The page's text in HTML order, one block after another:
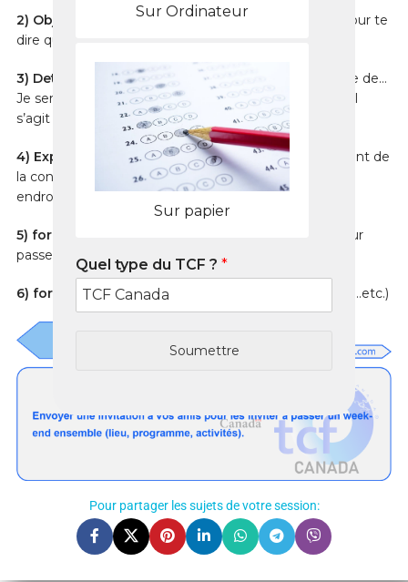
Sur Ordinateur
Sur papier
Quel type du TCF ? *
Soumettre
2) Objectif général du mail. (Si j’écris ce mail c’est pour te
dire que je serai à Paris)
3) Details de la circonstance (en effet, dans le cadre de…
Je serai à Paris pour 3 jours, accompagnés de… pour). I
s’agit de Qui ? Quoi ? Quand ? où ? Avec qui ?
4) Exprimer les attentes concrètes
. (Dépendamment de
la consigne du sujet) J’aimerais que tu identifies des
endroits chics que je Pourrais visiter
5) formuler un espoir abstrait
(je compte sur toi pour
passer un agréable séjour dans ta ville).
6) formules d’Aurevoir(à très bientôt, Porte-toi bien…etc.)
Pour partager les sujets de votre session: